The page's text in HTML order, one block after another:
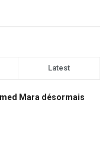
Latest
Mara désormais